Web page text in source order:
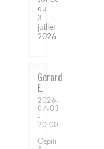
du
3
juillet
2026
Gerard
E
2026-
07-03
-
20:00
-
Ospiti